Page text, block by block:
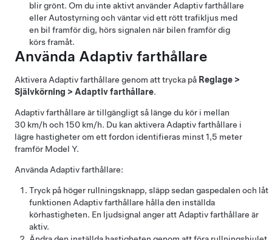
blir grönt. Om du inte aktivt använder Adaptiv farthållare
eller Autostyrningoch väntar vid ett rött trafikljus med
en bil framför dig, hörs signalen när bilen framför dig
körs framåt.
Använda Adaptiv farthållare
Aktivera Adaptiv farthållare genom att trycka på Reglage >
Självkörning > Adaptiv farthållare.
Adaptiv farthållare är tillgängligt så länge du kör i mellan
30 km/h och 150 km/h. Du kan aktivera Adaptiv farthållare i
lägre hastigheter om ett fordon identifieras minst1,5 meter
framför Model Y.
Använda Adaptiv farthållare:
Tryck på höger rullningsknapp, släpp sedan gaspedalen och låt
funktionen Adaptiv farthållare hålla den inställda
körhastigheten. En ljudsignal anger att Adaptiv farthållare är
aktiv.